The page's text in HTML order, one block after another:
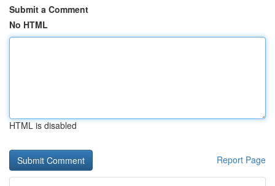
Submit a Comment
No HTML
HTML is disabled
Report Page